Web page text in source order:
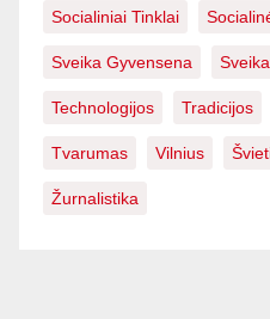
Socialiniai Tinklai
Sveika Gyvensena
Technologijos Tradicijos
Tvarumas Vilnius
Žurnalistika